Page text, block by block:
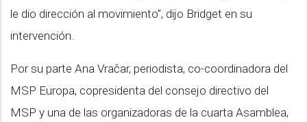
le dio dirección al movimiento”, dijo Bridget en su
intervención.
Por su parte Ana Vračar, periodista, co-coordinadora del
MSP Europa, copresidenta del consejo directivo del
MSP y una de las organizadoras de la cuarta Asamblea,